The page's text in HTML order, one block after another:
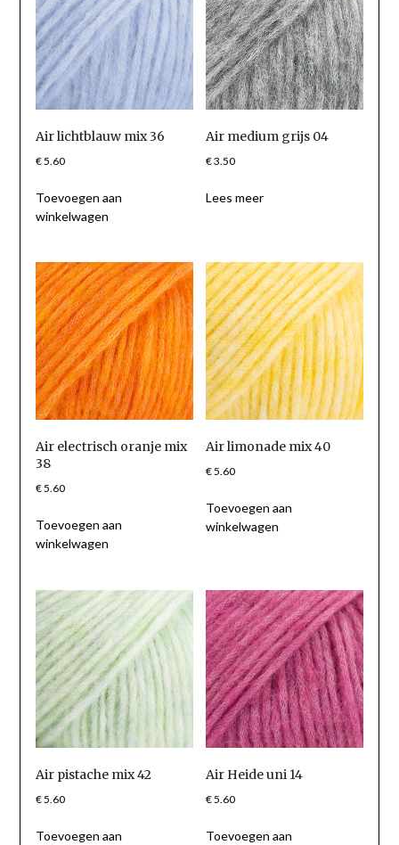
Air lichtblauw mix 36
€5.60
Toevoegen aan
winkelwagen
Air medium grijs 04
€3.50
Lees meer
Air electrisch oranje mix
38
€5.60
Toevoegen aan
winkelwagen
Air limonade mix 40
€5.60
Toevoegen aan
winkelwagen
Air pistache mix 42
€5.60
Toevoegen aan
Air Heide uni 14
€5.60
Toevoegen aan